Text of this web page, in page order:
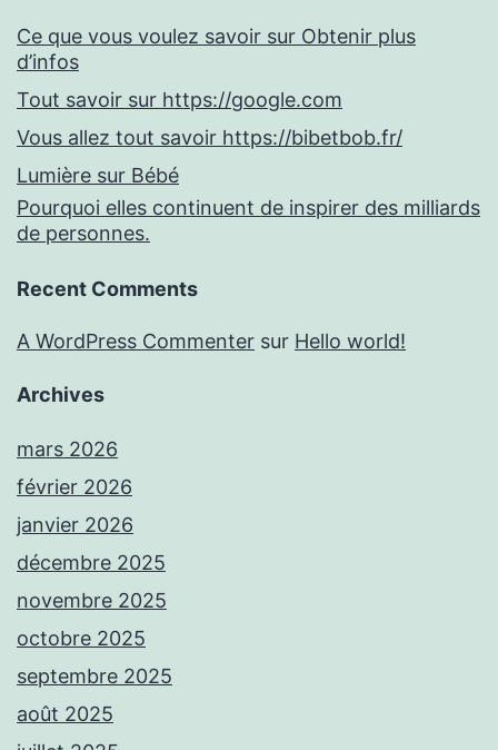
Ce que vous voulez savoir sur Obtenir plus
d’infos
Tout savoir sur https://google.com
Vous allez tout savoir https://bibetbob.fr/
Lumière sur Bébé
Pourquoi elles continuent de inspirer des milliards
de personnes.
Recent Comments
A WordPress Commenter sur Hello world!
Archives
mars 2026
février 2026
janvier 2026
décembre 2025
novembre 2025
octobre 2025
septembre 2025
août 2025